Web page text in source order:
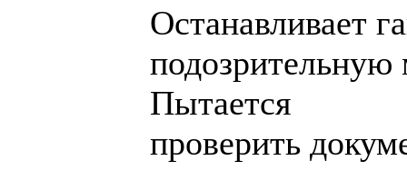
Останавливает
Пытается
проверить